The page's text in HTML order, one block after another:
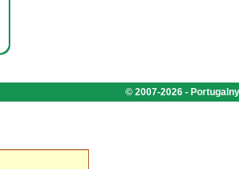
© 2007-2026 -